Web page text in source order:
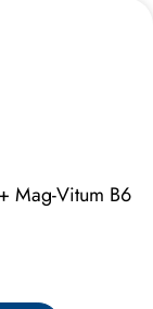
Mag-Vitum B6